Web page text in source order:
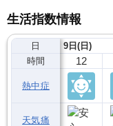
生活指数情報
日
時間
熱中症
天気痛
9日(日)
12